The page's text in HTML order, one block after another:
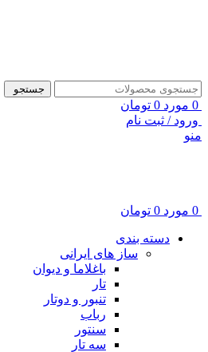
جستجو
0 مورد 0 تومان
ورود / ثبت نام
منو
0 مورد 0 تومان
دسته بندی
ساز های ایرانی
باغلاما و دیوان
تار
تنبور و دوتار
رباب
سنتور
سه تار